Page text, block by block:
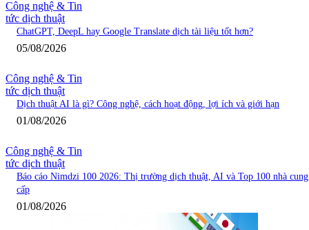
Công nghệ & Tin
tức dịch thuật
ChatGPT, DeepL hay Google Translate dịch tài liệu tốt hơn?
05/08/2026
Công nghệ & Tin
tức dịch thuật
Dịch thuật AI là gì? Công nghệ, cách hoạt động, lợi ích và giới hạn
01/08/2026
Công nghệ & Tin
tức dịch thuật
Báo cáo Nimdzi 100 2026: Thị trường dịch thuật, AI và Top 100 nhà cung
cấp
01/08/2026